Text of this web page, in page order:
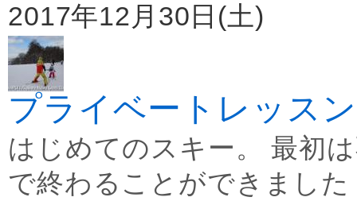
2017年12月30日(土)
プライベートレッス
はじめてのスキー。 最初
で終わることができまし